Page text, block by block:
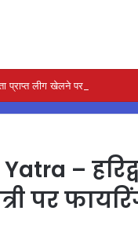
प्राप्त लीग खेलने पर पूर्व खिलाड़ियों
–
पर